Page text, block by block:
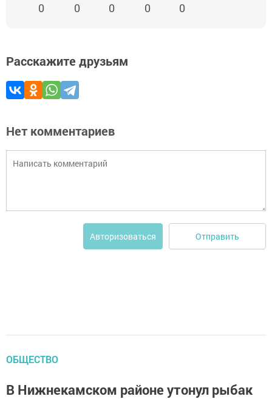
0 0 0 0 0
Расскажите друзьям
Нет комментариев
Авторизоваться Отправить
ОБЩЕСТВО
В Нижнекамском районе утонул рыбак